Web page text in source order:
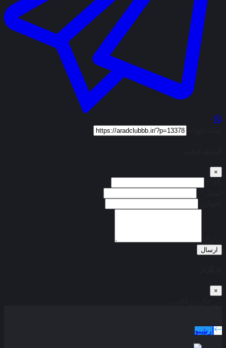
×
ارسال
×
آرشیو